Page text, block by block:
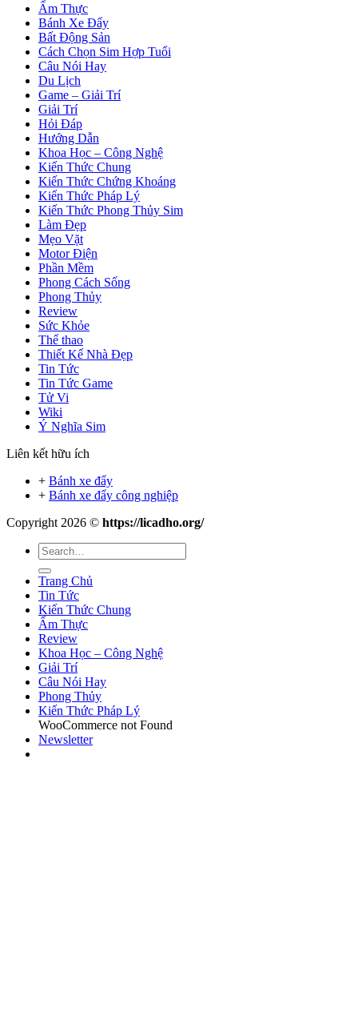
Ẩm Thực
Bánh Xe Đẩy
Bất Động Sản
Cách Chọn Sim Hợp Tuổi
Câu Nói Hay
Du Lịch
Game – Giải Trí
Giải Trí
Hỏi Đáp
Hướng Dẫn
Khoa Học – Công Nghệ
Kiến Thức Chung
Kiến Thức Chứng Khoáng
Kiến Thức Pháp Lý
Kiến Thức Phong Thủy Sim
Làm Đẹp
Mẹo Vặt
Motor Điện
Phần Mềm
Phong Cách Sống
Phong Thủy
Review
Sức Khỏe
Thể thao
Thiết Kế Nhà Đẹp
Tin Tức
Tin Tức Game
Tử Vi
Wiki
Ý Nghĩa Sim
Liên kết hữu ích
+ Bánh xe đẩy
+ Bánh xe đẩy công nghiệp
Copyright 2026 © https://licadho.org/
Trang Chủ
Tin Tức
Kiến Thức Chung
Ẩm Thực
Review
Khoa Học – Công Nghệ
Giải Trí
Câu Nói Hay
Phong Thủy
Kiến Thức Pháp Lý
WooCommerce not Found
Newsletter